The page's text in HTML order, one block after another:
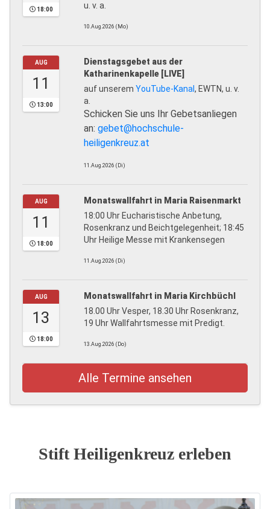
18:00
u. v. a.
10.Aug.2026 (Mo)
AUG
11
13:00
Dienstagsgebet aus der
Katharinenkapelle [LIVE]
auf unserem YouTube-Kanal, EWTN, u. v.
a.
Schicken Sie uns Ihr Gebetsanliegen
an: gebet@hochschule-
heiligenkreuz.at
11.Aug.2026 (Di)
AUG
11
18:00
Monatswallfahrt in Maria Raisenmarkt
18:00 Uhr Eucharistische Anbetung,
Rosenkranz und Beichtgelegenheit; 18:45
Uhr Heilige Messe mit Krankensegen
11.Aug.2026 (Di)
AUG
13
18:00
Monatswallfahrt in Maria Kirchbüchl
18.00 Uhr Vesper, 18.30 Uhr Rosenkranz,
19 Uhr Wallfahrtsmesse mit Predigt.
13.Aug.2026 (Do)
Alle Termine ansehen
Stift Heiligenkreuz erleben